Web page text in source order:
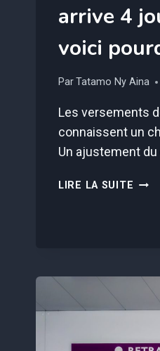
arrive 4
voici
ParTatamo Ny Aina
Les versements
connaissent un
Un ajustement
LIRE LA SUITE
TÔT,